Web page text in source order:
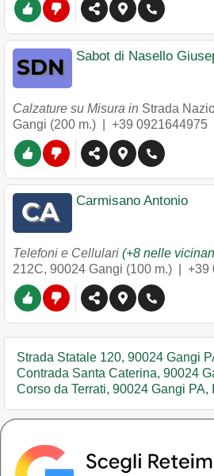
Sabot di Nasello
Calzature su Misura in Strada
Gangi (200 m.) | +39 0921644975
Carmisano Antonio
Telefoni e Cellulari (+8 nelle
212C, 90024 Gangi (100 m.) | +39
Strada Statale 120, 90024 Gangi
Contrada Santa Caterina, 90024
Corso da Terrati, 90024 Gangi PA,